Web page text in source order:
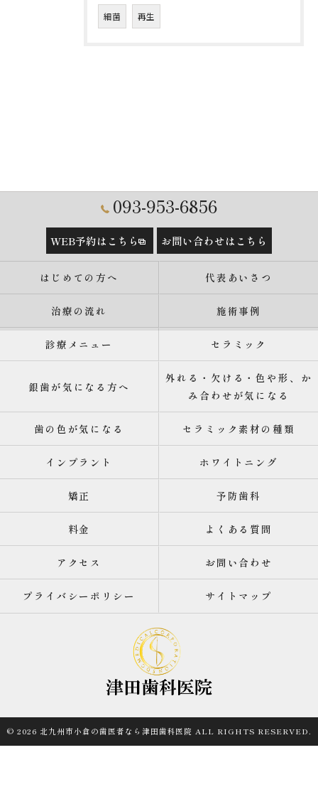
細菌 再生
093-953-6856
WEB予約はこちら お問い合わせはこちら
はじめての方へ 代表あいさつ
治療の流れ 施術事例
診療メニュー セラミック
銀歯が気になる方へ
外れる・欠ける・色や形、か
み合わせが気になる
歯の色が気になる セラミック素材の種類
インプラント ホワイトニング
矯正 予防歯科
料金 よくある質問
アクセス お問い合わせ
プライバシーポリシー サイトマップ
© 2026 北九州市小倉の歯医者なら津田歯科医院 ALL RIGHTS RESERVED.